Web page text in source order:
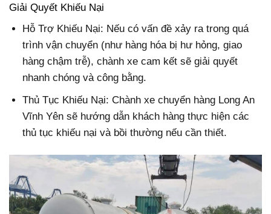
Giải Quyết Khiếu Nại
Hỗ Trợ Khiếu Nại: Nếu có vấn đề xảy ra trong quá
trình vận chuyển (như hàng hóa bị hư hỏng, giao
hàng chậm trễ), chành xe cam kết sẽ giải quyết
nhanh chóng và công bằng.
Thủ Tục Khiếu Nại: Chành xe chuyển hàng Long An
Vĩnh Yên sẽ hướng dẫn khách hàng thực hiện các
thủ tục khiếu nại và bồi thường nếu cần thiết.